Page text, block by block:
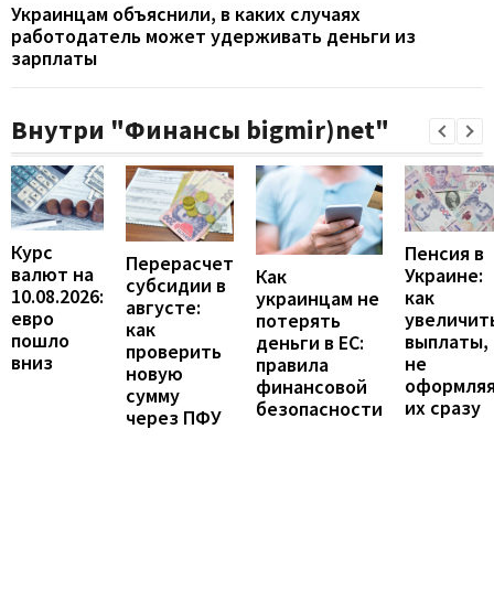
Украинцам объяснили, в каких случаях
работодатель может удерживать деньги из
зарплаты
Внутри "Финансы bigmir)net"
Курс
валют на
10.08.2026:
евро
пошло
вниз
Перерасчет
субсидии в
августе:
как
проверить
новую
сумму
через ПФУ
Как
украинцам не
потерять
деньги в ЕС:
правила
финансовой
безопасности
Пенсия в
Украине:
как
выплаты,
не
их сразу